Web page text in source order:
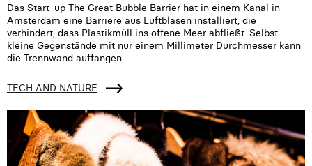
Das Start-up The Great Bubble Barrier hat in einem Kanal in
Amsterdam eine Barriere aus Luftblasen installiert, die
verhindert, dass Plastikmüll ins offene Meer abfließt. Selbst
kleine Gegenstände mit nur einem Millimeter Durchmesser kann
die Trennwand auffangen.
TECH AND NATURE